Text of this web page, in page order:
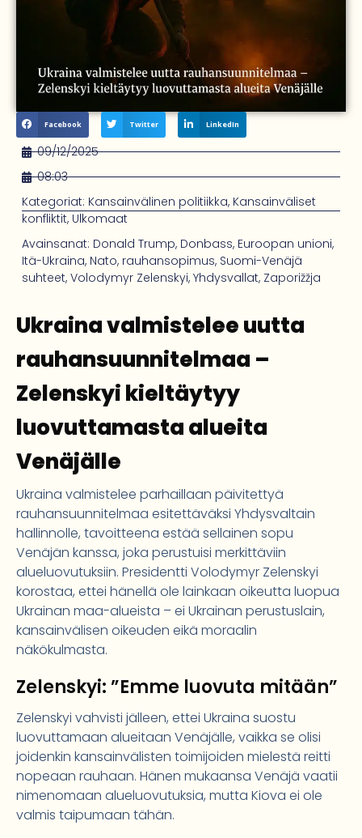
Facebook Twitter LinkedIn
09/12/2025
08:03
Kategoriat: Kansainvälinen politiikka, Kansainväliset
konfliktit, Ulkomaat
Avainsanat: Donald Trump, Donbass, Euroopan unioni,
Itä-Ukraina, Nato, rauhansopimus, Suomi-Venäjä
suhteet, Volodymyr Zelenskyi, Yhdysvallat, Zaporižžja
Ukraina valmistelee uutta
rauhansuunnitelmaa –
Zelenskyi kieltäytyy
luovuttamasta alueita
Venäjälle
Ukraina valmistelee parhaillaan päivitettyä
rauhansuunnitelmaa esitettäväksi Yhdysvaltain
hallinnolle, tavoitteena estää sellainen sopu
Venäjän kanssa, joka perustuisi merkittäviin
alueluovutuksiin. Presidentti Volodymyr Zelenskyi
korostaa, ettei hänellä ole lainkaan oikeutta luopua
Ukrainan maa-alueista – ei Ukrainan perustuslain,
kansainvälisen oikeuden eikä moraalin
näkökulmasta.
Zelenskyi: ”Emme luovuta mitään”
Zelenskyi vahvisti jälleen, ettei Ukraina suostu
luovuttamaan alueitaan Venäjälle, vaikka se olisi
joidenkin kansainvälisten toimijoiden mielestä reitti
nopeaan rauhaan. Hänen mukaansa Venäjä vaatii
nimenomaan alueluovutuksia, mutta Kiova ei ole
valmis taipumaan tähän.